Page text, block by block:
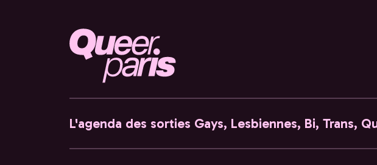
L'agenda des sorties Gays, Lesbiennes, Bi, Trans,